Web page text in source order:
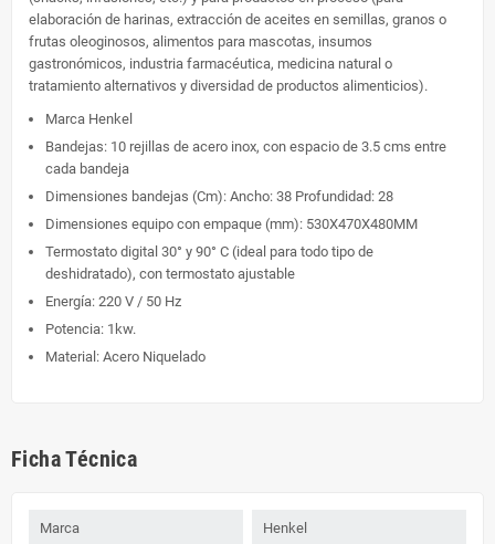
elaboración de harinas, extracción de aceites en semillas, granos o
frutas oleoginosos, alimentos para mascotas, insumos
gastronómicos, industria farmacéutica, medicina natural o
tratamiento alternativos y diversidad de productos alimenticios).
Marca Henkel
Bandejas: 10 rejillas de acero inox, con espacio de 3.5 cms entre
cada bandeja
Dimensiones bandejas (Cm): Ancho: 38 Profundidad: 28
Dimensiones equipo con empaque (mm): 530X470X480MM
Termostato digital 30° y 90° C (ideal para todo tipo de
deshidratado), con termostato ajustable
Energía: 220 V / 50 Hz
Potencia: 1kw.
Material: Acero Niquelado
Ficha Técnica
Marca Henkel